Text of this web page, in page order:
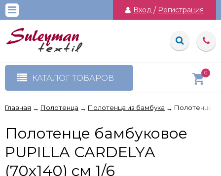
Вход / Регистрация
КАТАЛОГ ТОВАРОВ
0
Главная → Полотенца → Полотенца из бамбука → Полотенце
Полотенце бамбуковое
PUPILLA CARDELYA
(70x140) см 1/6